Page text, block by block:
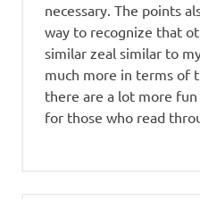
necessary. The points
way to recognize that
similar zeal similar to
much more in terms of
there are a lot more
for those who read